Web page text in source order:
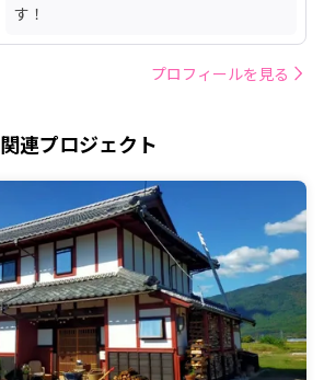
す！
プロフィールを見る
関連プロジェクト